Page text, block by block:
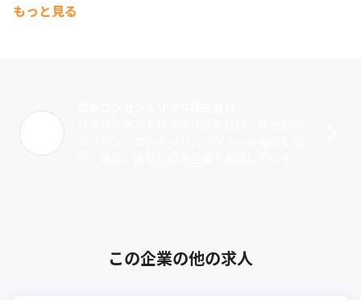
・テクノロジー
もっと見る
この企業の他の求人